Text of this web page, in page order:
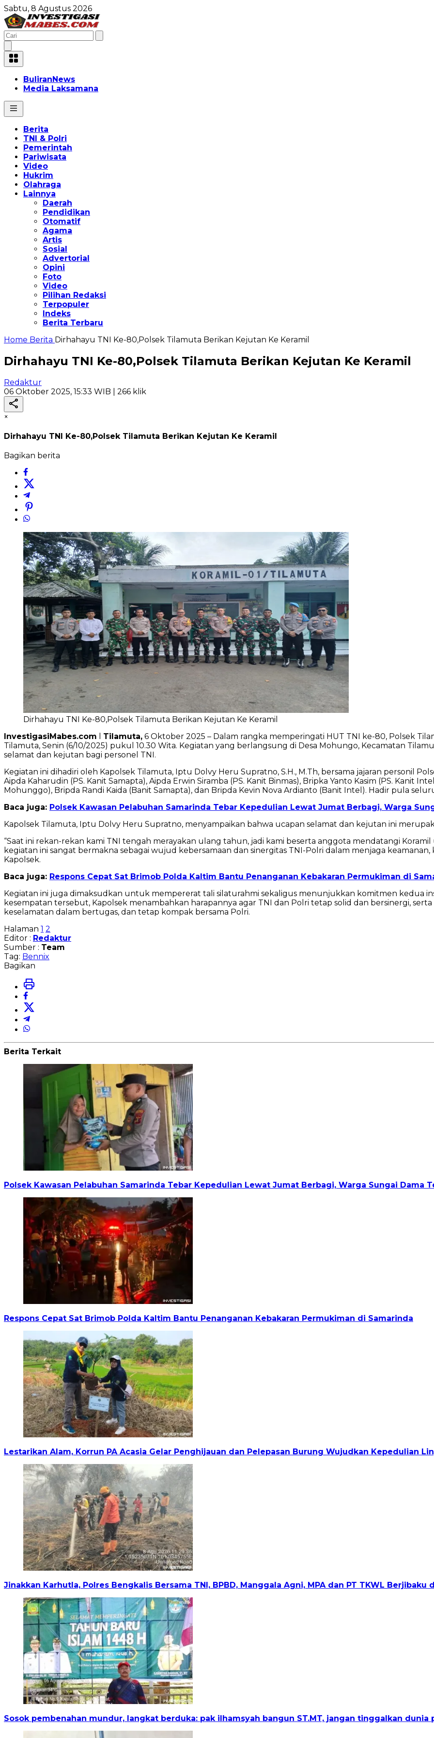
Sabtu, 8 Agustus 2026
BuliranNews
Media Laksamana
Berita
TNI & Polri
Pemerintah
Pariwisata
Video
Hukrim
Olahraga
Lainnya
Daerah
Pendidikan
Otomatif
Agama
Artis
Sosial
Advertorial
Opini
Foto
Video
Pilihan Redaksi
Terpopuler
Indeks
Berita Terbaru
Home Berita Dirhahayu TNI Ke-80,Polsek Tilamuta Berikan Kejutan Ke Keramil
Dirhahayu TNI Ke-80,Polsek Tilamuta Berikan Kejutan Ke Keramil
Redaktur
06 Oktober 2025, 15:33 WIB | 266 klik
×
Dirhahayu TNI Ke-80,Polsek Tilamuta Berikan Kejutan Ke Keramil
Bagikan berita
Dirhahayu TNI Ke-80,Polsek Tilamuta Berikan Kejutan Ke Keramil
InvestigasiMabes.com
Tilamuta, 6 Oktober 2025 – Dalam rangka memperingati HUT TNI ke-80, Polsek
Tilamuta, Senin (6/10/2025) pukul 10.30 Wita. Kegiatan yang berlangsung di Desa Mohungo, Kecamatan
selamat dan kejutan bagi personel TNI.
Kegiatan ini dihadiri oleh Kapolsek Tilamuta, Iptu Dolvy Heru Supratno, S.H., M.Th, bersama jajaran personil
Aipda Kaharudin (PS. Kanit Samapta), Aipda Erwin Siramba (PS. Kanit Binmas), Bripka Yanto Kasim (PS. Kanit
Mohunggo), Bripda Randi Kaida (Banit Samapta), dan Bripda Kevin Nova Ardianto (Banit Intel). Hadir pula
Baca juga: Polsek Kawasan Pelabuhan Samarinda Tebar Kepedulian Lewat Jumat Berbagi, Warga
Kapolsek Tilamuta, Iptu Dolvy Heru Supratno, menyampaikan bahwa ucapan selamat dan kejutan ini
“Saat ini rekan-rekan kami TNI tengah merayakan ulang tahun, jadi kami beserta anggota mendatangi
kegiatan ini sangat bermakna sebagai wujud kebersamaan dan sinergitas TNI-Polri dalam menjaga
Kapolsek.
Baca juga: Respons Cepat Sat Brimob Polda Kaltim Bantu Penanganan Kebakaran Permukiman di
Kegiatan ini juga dimaksudkan untuk mempererat tali silaturahmi sekaligus menunjukkan komitmen kedua
kesempatan tersebut, Kapolsek menambahkan harapannya agar TNI dan Polri tetap solid dan bersinergi,
keselamatan dalam bertugas, dan tetap kompak bersama Polri.
Halaman 1 2
Editor : Redaktur
Sumber : Team
Tag: Bennix
Bagikan
Berita Terkait
Polsek Kawasan Pelabuhan Samarinda Tebar Kepedulian Lewat Jumat Berbagi, Warga Sungai Dama
Respons Cepat Sat Brimob Polda Kaltim Bantu Penanganan Kebakaran Permukiman di Samarinda
Lestarikan Alam, Korrun PA Acasia Gelar Penghijauan dan Pelepasan Burung Wujudkan Kepedulian
Jinakkan Karhutla, Polres Bengkalis Bersama TNI, BPBD, Manggala Agni, MPA dan PT TKWL Berjibaku
Sosok pembenahan mundur, langkat berduka: pak ilhamsyah bangun ST.MT, jangan tinggalkan dunia